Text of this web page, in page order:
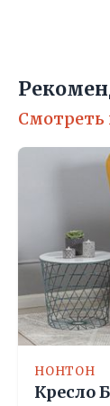
Смотреть
НОНТОН
Кресло